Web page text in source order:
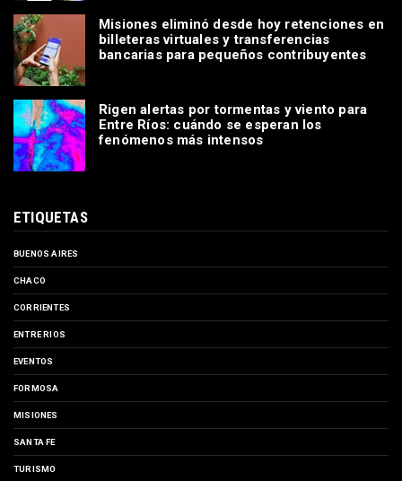
Misiones eliminó desde hoy retenciones en
billeteras virtuales y transferencias
bancarias para pequeños contribuyentes
Rigen alertas por tormentas y viento para
Entre Ríos: cuándo se esperan los
fenómenos más intensos
ETIQUETAS
BUENOS AIRES
CHACO
CORRIENTES
ENTRE RIOS
EVENTOS
FORMOSA
MISIONES
SANTA FE
TURISMO